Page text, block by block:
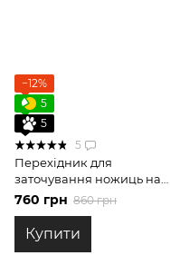
−12%
5
5
5
Перехідник для
заточування ножиць на
точилці з поворотним
механізмом
760 грн 860 грн
Купити